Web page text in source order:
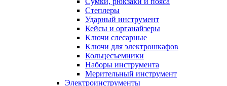
Степлеры
Ударный инструмент
Кейсы и органайзеры
Ключи слесарные
Ключи для электрошкафов
Кольцесъемники
Наборы инструмента
Мерительный инструмент
Электроинструменты